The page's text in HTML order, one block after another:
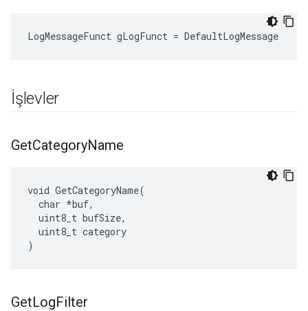
LogMessageFunct gLogFunct = DefaultLogMessage
İşlevler
GetCategoryName
void GetCategoryName(
  char *buf,
  uint8_t bufSize,
  uint8_t category
)
GetLogFilter